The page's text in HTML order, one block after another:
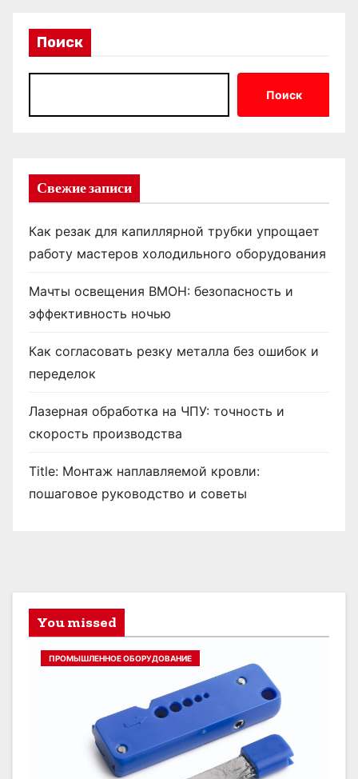
Поиск
Поиск
Свежие записи
Как резак для капиллярной трубки упрощает
работу мастеров холодильного оборудования
Мачты освещения ВМОН: безопасность и
эффективность ночью
Как согласовать резку металла без ошибок и
переделок
Лазерная обработка на ЧПУ: точность и
скорость производства
Title: Монтаж наплавляемой кровли:
пошаговое руководство и советы
You missed
ПРОМЫШЛЕННОЕ ОБОРУДОВАНИЕ